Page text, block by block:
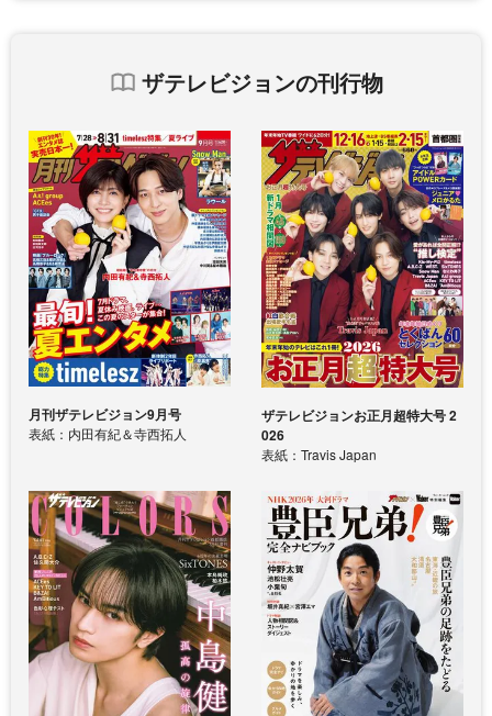
ザテレビジョンの刊行物
月刊ザテレビジョン9月号
表紙：内田有紀＆寺西拓人
ザテレビジョンお正月超特大号 2
026
表紙：Travis Japan